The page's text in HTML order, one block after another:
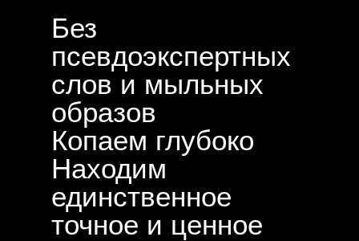
Без
псевдоэкспертных
слов и мыльных
образов
Копаем глубоко
Находим
единственное
точное и ценное